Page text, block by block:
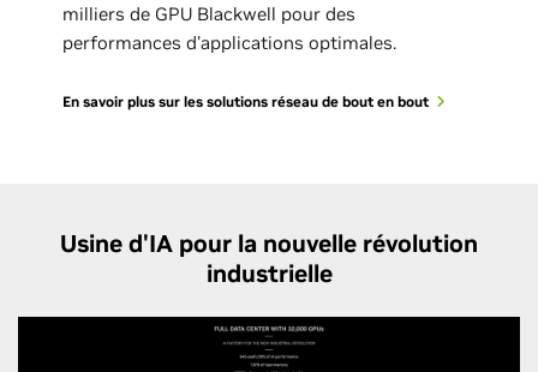
milliers de GPU Blackwell pour des
performances d'applications optimales.
En savoir plus sur les solutions réseau de bout en bout
Usine d'IA pour la nouvelle révolution
industrielle